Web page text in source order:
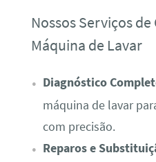
Nossos Serviços
Máquina de Lavar
Diagnóstico
máquina de lavar
com precisão.
Reparos e